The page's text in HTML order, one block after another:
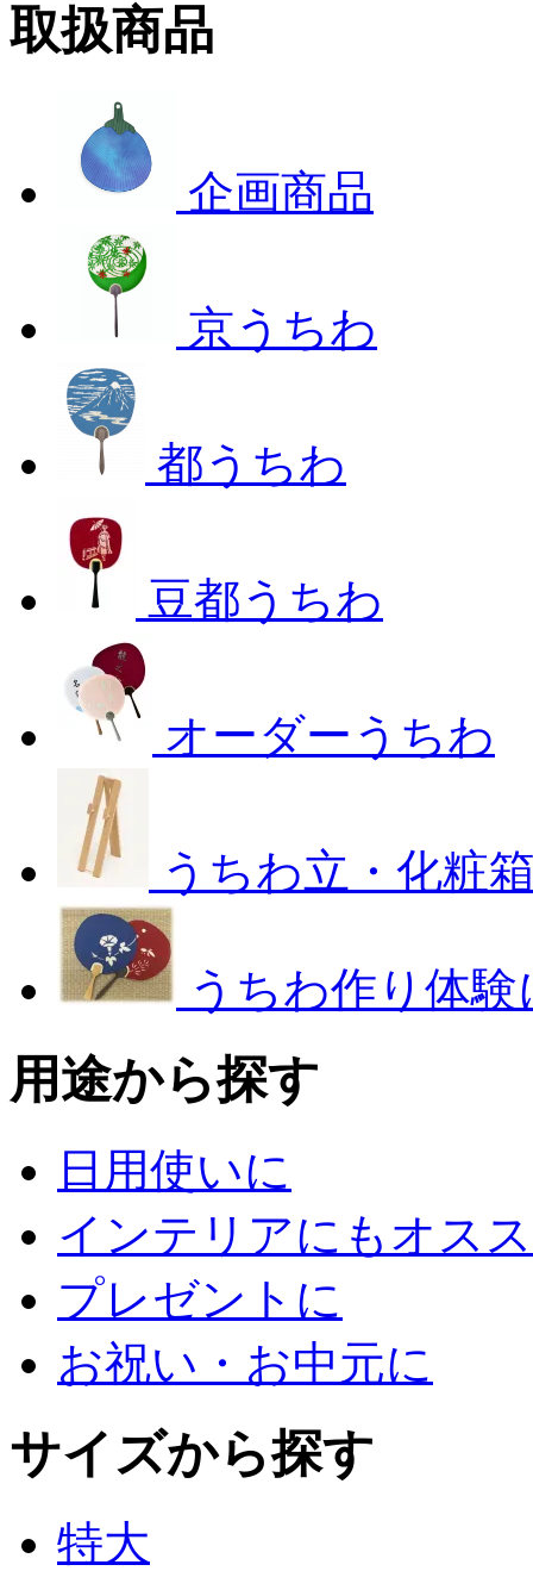
取扱商品
企画商品
京うちわ
都うちわ
豆都うちわ
オーダーうちわ
うちわ立・化粧
うちわ作り体
用途から探す
日用使いに
インテリアにもオス
プレゼントに
お祝い・お中元に
サイズから探す
特大